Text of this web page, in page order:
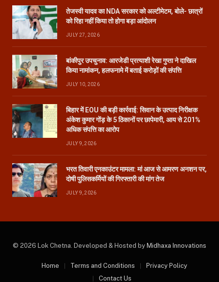
तेजस्वी यादव का NDA सरकार को अल्टीमेटम, बोले- छात्रों
को रिहा नहीं किया तो होगा बड़ा आंदोलन
JULY 27, 2026
बांकीपुर उपचुनाव: आरजेडी प्रत्याशी रेखा गुप्ता ने दाखिल
किया नामांकन, हलफनामे में बताई करोड़ों की संपत्ति
JULY 10, 2026
बिहार में EOU की बड़ी कार्रवाई: सिवान के उत्पाद निरीक्षक
अंकेश कुमार गोंड़ के 5 ठिकानों पर छापेमारी, आय से 201%
अधिक संपत्ति का आरोप
JULY 9, 2026
भरत तिवारी एनकाउंटर मामला: मां आज से आमरण अनशन पर,
दोषी पुलिसकर्मियों की गिरफ्तारी की मांग तेज
JULY 9, 2026
© 2026 Lok Chetna. Developed & Hosted by Midhaxa Innovations
Home Terms and Conditions
Privacy Policy
Contact Us